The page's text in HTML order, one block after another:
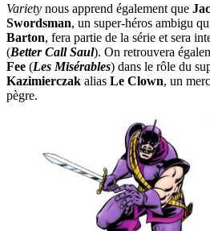
Variety nous apprend également que
Swordsman, un super-héros ambigu
Barton, fera partie de la série et sera
(Better Call Saul). On retrouvera
Fee (Les Misérables) dans le rôle du
Kazimierczak alias Le Clown, un
pègre.